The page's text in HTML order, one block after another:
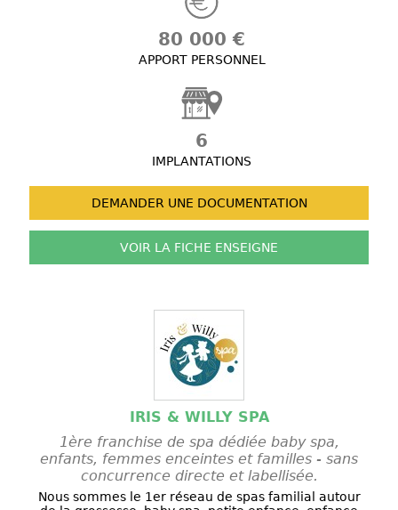
80 000 €
APPORT PERSONNEL
6
IMPLANTATIONS
DEMANDER UNE DOCUMENTATION
VOIR LA FICHE ENSEIGNE
IRIS & WILLY SPA
1ère franchise de spa dédiée baby spa,
enfants, femmes enceintes et familles - sans
concurrence directe et labellisée.
Nous sommes le 1er réseau de spas familial autour